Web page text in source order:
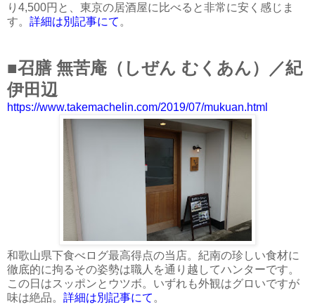
り4,500円と、東京の居酒屋に比べると非常に安く感じま
す。 詳細は別記事にて 。
■召膳 無苦庵（しぜん むくあん）／紀
伊田辺
https://www.takemachelin.com/2019/07/mukuan.html
和歌山県下食べログ最高得点の当店。紀南の珍しい食材に
徹底的に拘るその姿勢は職人を通り越してハンターです。
この日はスッポンとウツボ。いずれも外観はグロいですが
味は絶品。 詳細は別記事にて 。